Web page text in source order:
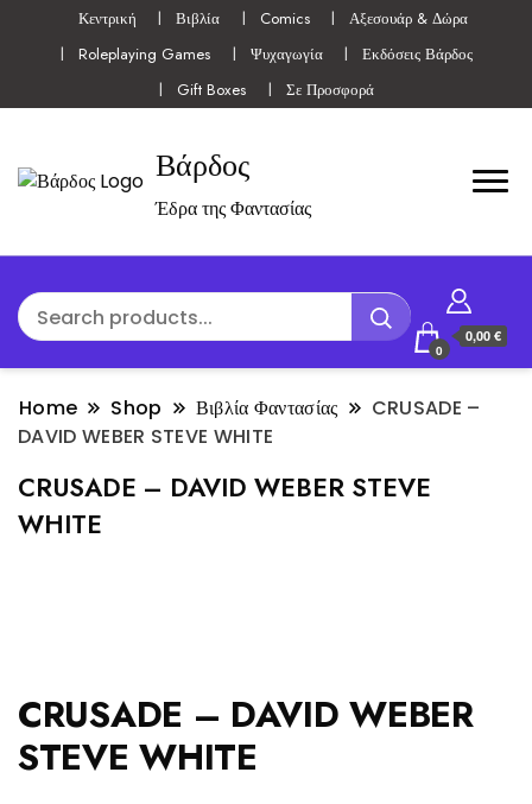
Κεντρική Βιβλία Comics
Αξεσουάρ & Δώρα
Roleplaying Games
Ψυχαγωγία
Εκδόσεις Βάρδος
Gift Boxes
Σε Προσφορά
Βάρδος
Έδρα της Φαντασίας
0
0,00 €
Home Shop Βιβλία Φαντασίας
CRUSADE –
DAVID WEBER STEVE WHITE
CRUSADE – DAVID WEBER STEVE
WHITE
CRUSADE – DAVID WEBER
STEVE WHITE